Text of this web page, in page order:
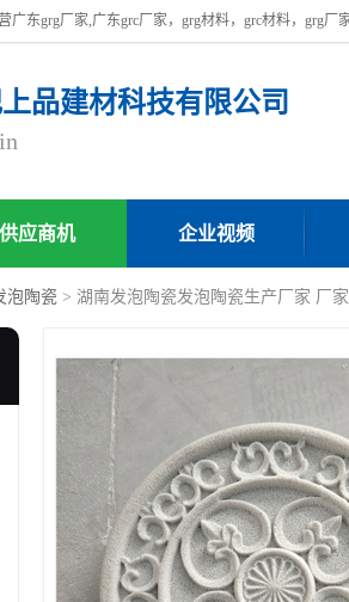
品建材科技有限公司
供应商机 企业视频
泡陶瓷 > 湖南发泡陶瓷发泡陶瓷生产厂家 厂家